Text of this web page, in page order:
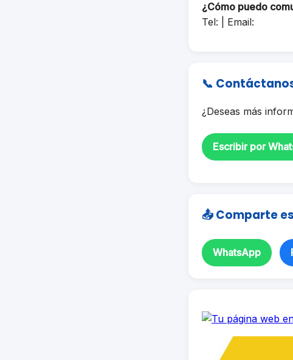
¿Cómo puedo
Tel: | Email:
📞
¿Deseas más
Escribir por
📤 Comparte
WhatsApp